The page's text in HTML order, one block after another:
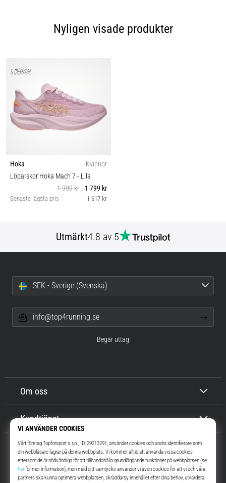
Nyligen visade produkter
Hoka
Kvinnor
Löparskor Hoka Mach 7 - Lila
1 999 kr
1 799 kr
Senaste lägsta pris 1 617 kr
Utmärkt4.8 av 5
Om oss
Kundtjänst
SEK - Sverige (Svenska)
info@top4running.se
Begär uttag